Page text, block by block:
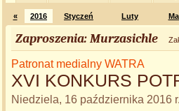
« 2016 Styczeń Luty
Zaproszenia: Murzasichle
Patronat medialny WATRA
XVI KONKURS
Niedziela, 16 października